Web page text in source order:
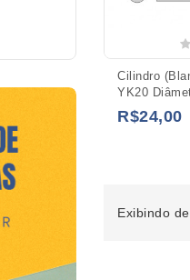
Cilindro
YK20
R$24,00
Exibindo